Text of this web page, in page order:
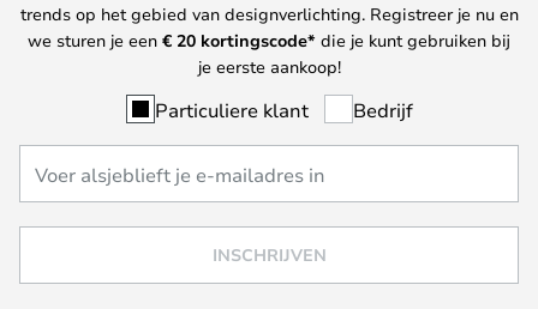
trends op het gebied van designverlichting. Registreer je nu en
we sturen je een € 20 kortingscode* die je kunt gebruiken bij
je eerste aankoop!
Particuliere klant Bedrijf
INSCHRIJVEN